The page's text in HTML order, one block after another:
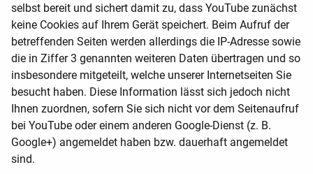
selbst bereit und sichert damit zu, dass YouTube zunächst
keine Cookies auf Ihrem Gerät speichert. Beim Aufruf der
betreffenden Seiten werden allerdings die IP-Adresse sowie
die in Ziffer 3 genannten weiteren Daten übertragen und so
insbesondere mitgeteilt, welche unserer Internetseiten Sie
besucht haben. Diese Information lässt sich jedoch nicht
Ihnen zuordnen, sofern Sie sich nicht vor dem Seitenaufruf
bei YouTube oder einem anderen Google-Dienst (z. B.
Google+) angemeldet haben bzw. dauerhaft angemeldet
sind.